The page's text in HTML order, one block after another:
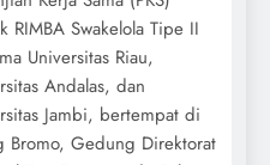
RIMBA Swakelola Tipe II
Universitas Riau,
Andalas, dan
Jambi, bertempat di
Bromo, Gedung Direktorat